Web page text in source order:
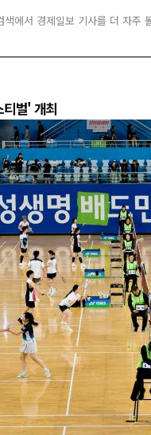
에서 경제일보 기사를 더 자주
벌' 개최